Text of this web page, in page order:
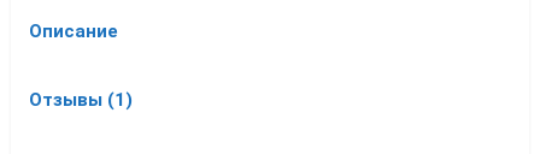
Описание
Отзывы (1)